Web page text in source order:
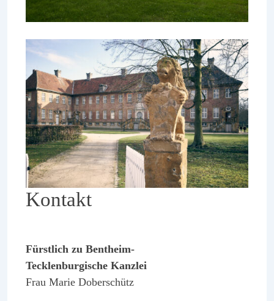
Kontakt
Fürstlich zu Bentheim-
Tecklenburgische Kanzlei
Frau Marie Doberschütz